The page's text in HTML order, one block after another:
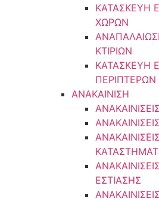
ΚΑΤΑΣΚΕΥΗ
ΧΩΡΩΝ
ΚΤΙΡΙΩΝ
ΚΑΤΑΣΚΕΥΗ
ΠΕΡΙΠΤΕΡΩΝ
ΑΝΑΚΑΙΝΙΣΗ
ΕΣΤΙΑΣΗΣ